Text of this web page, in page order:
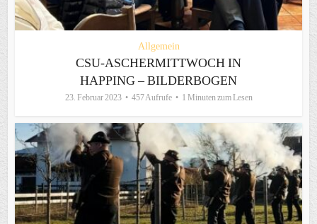
Allgemein
CSU-ASCHERMITTWOCH IN
HAPPING – BILDERBOGEN
23. Februar 2023 457 Aufrufe 1 Minuten zum Lesen